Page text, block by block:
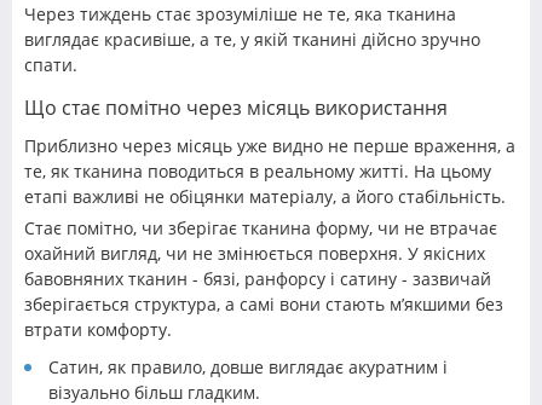
Через тиждень стає зрозуміліше не те, яка тканина
виглядає красивіше, а те, у якій тканині дійсно зручно
спати.
Що стає помітно через місяць використання
Приблизно через місяць уже видно не перше враження, а
те, як тканина поводиться в реальному житті. На цьому
етапі важливі не обіцянки матеріалу, а його стабільність.
Стає помітно, чи зберігає тканина форму, чи не втрачає
охайний вигляд, чи не змінюється поверхня. У якісних
бавовняних тканин - бязі, ранфорсу і сатину - зазвичай
зберігається структура, а самі вони стають м’якшими без
втрати комфорту.
Сатин, як правило, довше виглядає акуратним і
візуально більш гладким.